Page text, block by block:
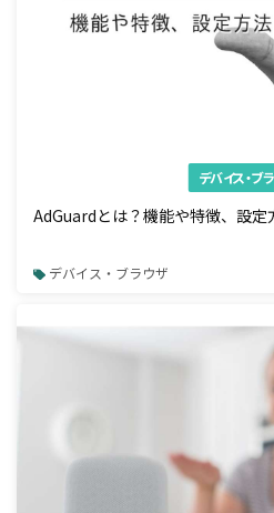
デバイス・ブ
AdGuardとは？機能や特徴、設定
デバイス・ブラウザ